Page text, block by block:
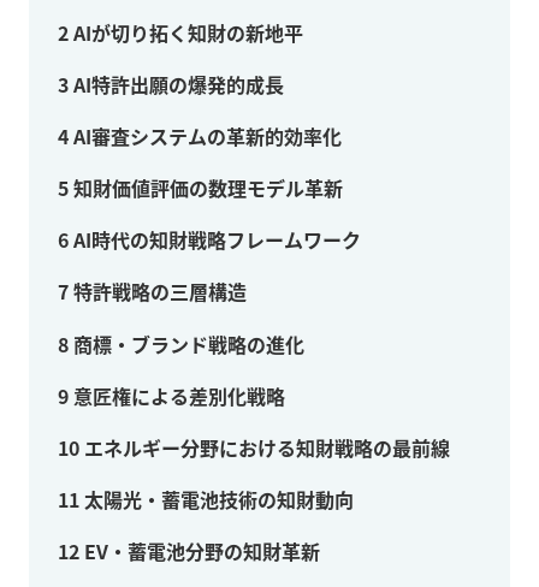
2AIが切り拓く知財の新地平
3AI特許出願の爆発的成長
4AI審査システムの革新的効率化
5知財価値評価の数理モデル革新
6AI時代の知財戦略フレームワーク
7特許戦略の三層構造
8 商標・ブランド戦略の進化
9 意匠権による差別化戦略
10 エネルギー分野における知財戦略の最前線
11 太陽光・蓄電池技術の知財動向
12 EV・蓄電池分野の知財革新